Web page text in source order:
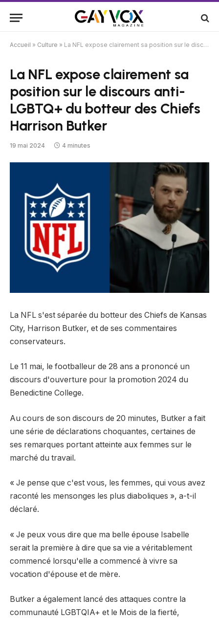
Accueil » Culture » La NFL expose clairement sa position sur le discours anti-LGBTQ+ du botteur des Chiefs Harrison Butker
La NFL expose clairement sa
position sur le discours anti-
LGBTQ+ du botteur des Chiefs
Harrison Butker
19 mai 2024 4 minutes
La NFL s'est séparée du botteur des Chiefs de Kansas
City, Harrison Butker, et de ses commentaires
conservateurs.
Le 11 mai, le footballeur de 28 ans a prononcé un
discours d'ouverture pour la promotion 2024 du
Benedictine College.
Au cours de son discours de 20 minutes, Butker a fait
une série de déclarations choquantes, certaines de
ses remarques portant atteinte aux femmes sur le
marché du travail.
« Je pense que c'est vous, les femmes, qui vous avez
raconté les mensonges les plus diaboliques », a-t-il
déclaré.
« Je peux vous dire que ma belle épouse Isabelle
serait la première à dire que sa vie a véritablement
commencé lorsqu'elle a commencé à vivre sa
vocation d'épouse et de mère.
Butker a également lancé des attaques contre la
communauté LGBTQIA+ et le Mois de la fierté,